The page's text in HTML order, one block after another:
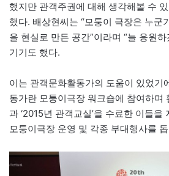
했지만 관객주권에 대해 생각해볼 수
했다. 배상현씨는 “모퉁이 극장은 누군
을 현실로 만든 공간”이라며 “늘 응원
기기도 했다.
이는 관객문화활동가의 도움이 있었기
동가란 모퉁이극장 워크숍에 참여하며
과 ‘2015년 관객교실’을 수료한 이들을
모퉁이극장 운영 및 각종 부대행사를